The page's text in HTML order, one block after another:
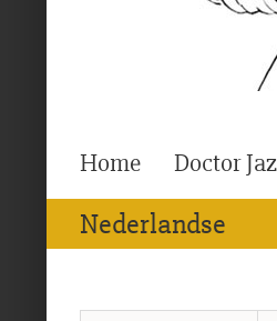
Home Doctor
Nederlandse